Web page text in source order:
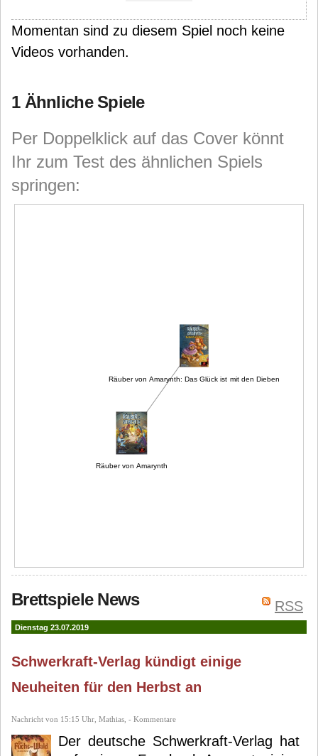
Momentan sind zu diesem Spiel noch keine
Videos vorhanden.
1 Ähnliche Spiele
Per Doppelklick auf das Cover könnt
Ihr zum Test des ähnlichen Spiels
springen:
Räuber von Amarynth
Räuber von Amarynth: Das Glück ist mit den Dieben
RSS
Brettspiele News
Dienstag 23.07.2019
Schwerkraft-Verlag kündigt einige
Neuheiten für den Herbst an
Nachricht von 15:15 Uhr, Mathias, - Kommentare
Der deutsche Schwerkraft-Verlag hat